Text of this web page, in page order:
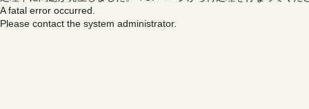
A fatal error occurred.
Please contact the system administrator.